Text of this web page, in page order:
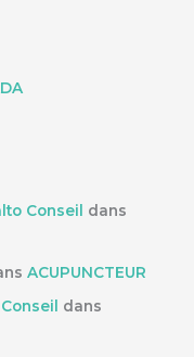
Conseil
dans
ACUPUNCTEUR
dans